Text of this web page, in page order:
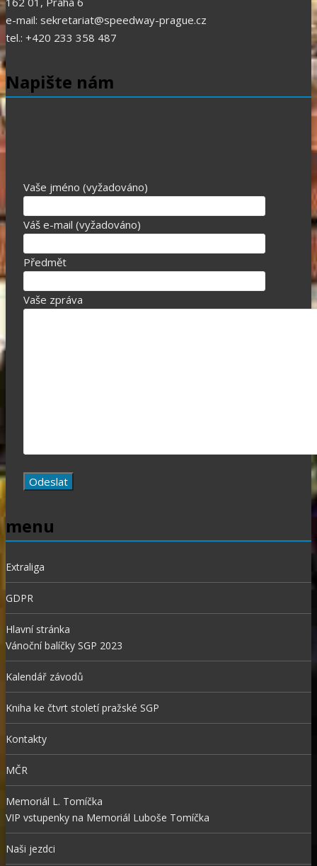
e-mail: sekretariat@speedway-prague.cz
tel.: +420 233 358 487
Napište nám
Vaše jméno (vyžadováno)
Váš e-mail (vyžadováno)
Předmět
Vaše zpráva
menu
Extraliga
GDPR
Hlavní stránka
Vánoční balíčky SGP 2023
Kalendář závodů
Kniha ke čtvrt století pražské SGP
Kontakty
MČR
Memoriál L. Tomíčka
VIP vstupenky na Memoriál Luboše Tomíčka
Naši jezdci